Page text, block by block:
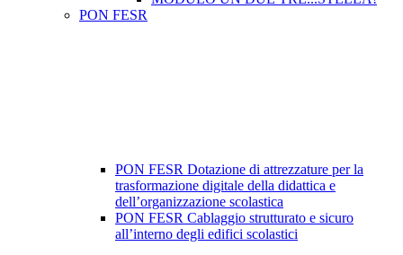
PON FESR
PON FESR Dotazione di attrezzature per la
trasformazione digitale della didattica e
dell’organizzazione scolastica
PON FESR Cablaggio strutturato e sicuro
all’interno degli edifici scolastici